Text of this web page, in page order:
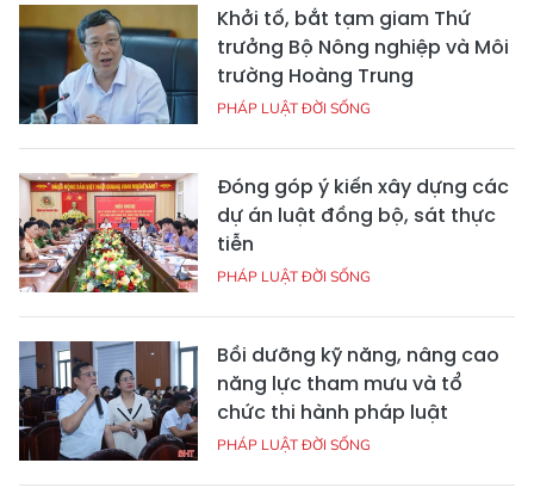
Khởi tố, bắt tạm giam Thứ
trưởng Bộ Nông nghiệp và Môi
trường Hoàng Trung
PHÁP LUẬT ĐỜI SỐNG
Đóng góp ý kiến xây dựng các
dự án luật đồng bộ, sát thực
tiễn
PHÁP LUẬT ĐỜI SỐNG
Bồi dưỡng kỹ năng, nâng cao
năng lực tham mưu và tổ
chức thi hành pháp luật
PHÁP LUẬT ĐỜI SỐNG